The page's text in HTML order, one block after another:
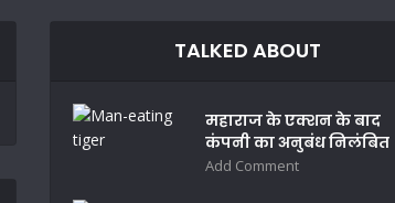
TALKED ABOUT
महाराज के एक्शन के बाद
कंपनी का अनुबंध निलंबित
Add Comment